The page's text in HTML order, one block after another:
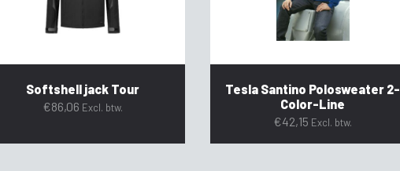
Softshell jack Tour
€86,06 Excl. btw.
Tesla Santino Polosweater 2-
Color-Line
€42,15 Excl. btw.